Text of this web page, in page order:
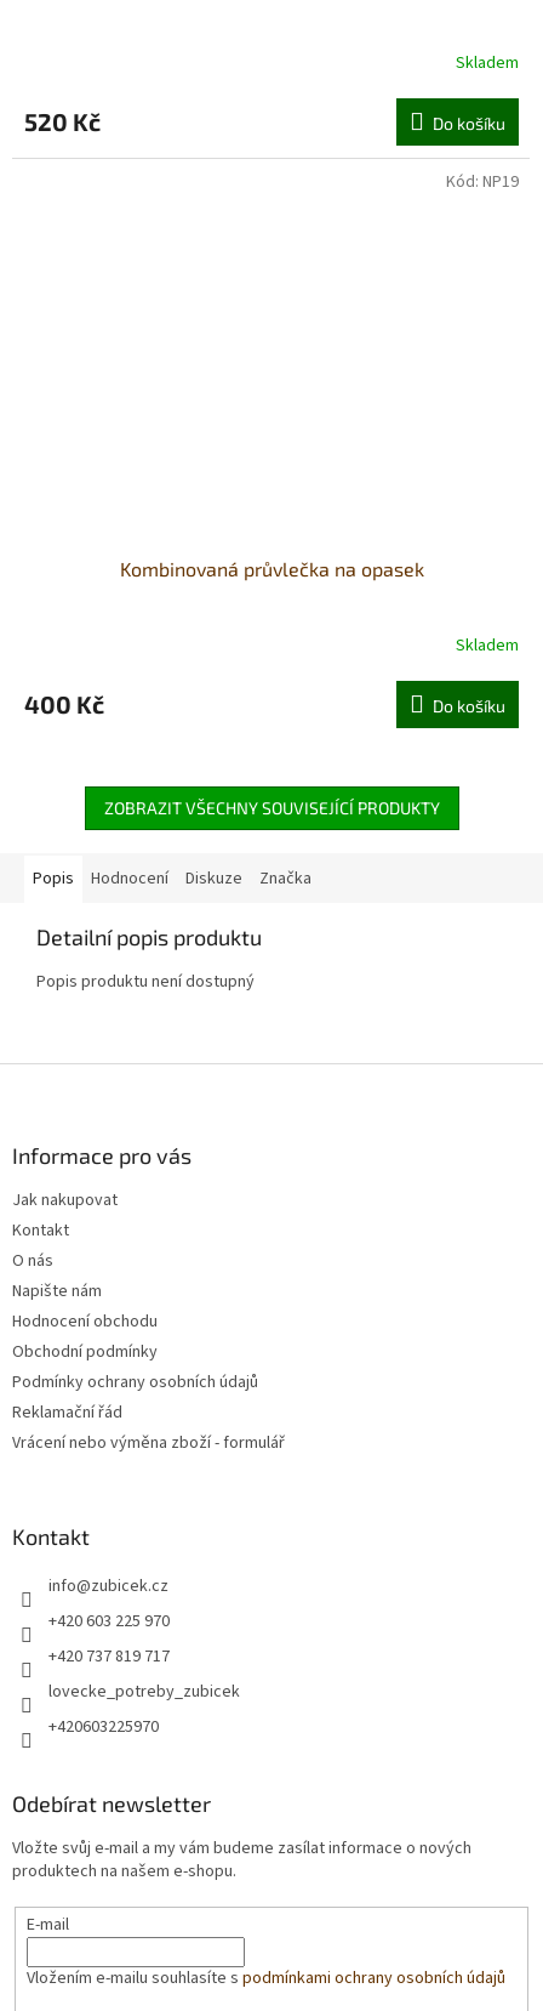
Skladem
520 Kč Do košíku
Kombinovaná průvlečka na opasek
Skladem
400 Kč Do košíku
Kód: NP19
ZOBRAZIT VŠECHNY SOUVISEJÍCÍ PRODUKTY
Popis Hodnocení Diskuze Značka
Detailní popis produktu
Popis produktu není dostupný
Informace pro vás
Jak nakupovat
Kontakt
O nás
Napište nám
Hodnocení obchodu
Obchodní podmínky
Podmínky ochrany osobních údajů
Reklamační řád
Vrácení nebo výměna zboží - formulář
Kontakt
info@zubicek.cz
+420 603 225 970
+420 737 819 717
lovecke_potreby_zubicek
+420603225970
Odebírat newsletter
Vložte svůj e-mail a my vám budeme zasílat informace o nových
produktech na našem e-shopu.
E-mail
Vložením e-mailu souhlasíte s podmínkami ochrany osobních údajů